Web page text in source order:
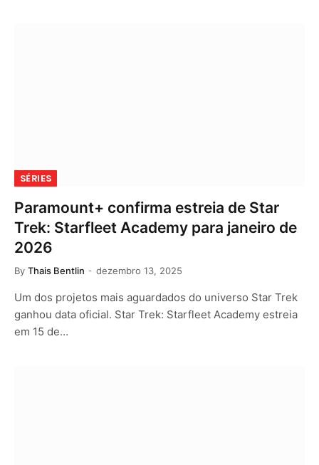
SÉRIES
Paramount+ confirma estreia de Star
Trek: Starfleet Academy para janeiro de
2026
By Thais Bentlin dezembro 13, 2025
Um dos projetos mais aguardados do universo Star Trek
ganhou data oficial. Star Trek: Starfleet Academy estreia
em 15 de…